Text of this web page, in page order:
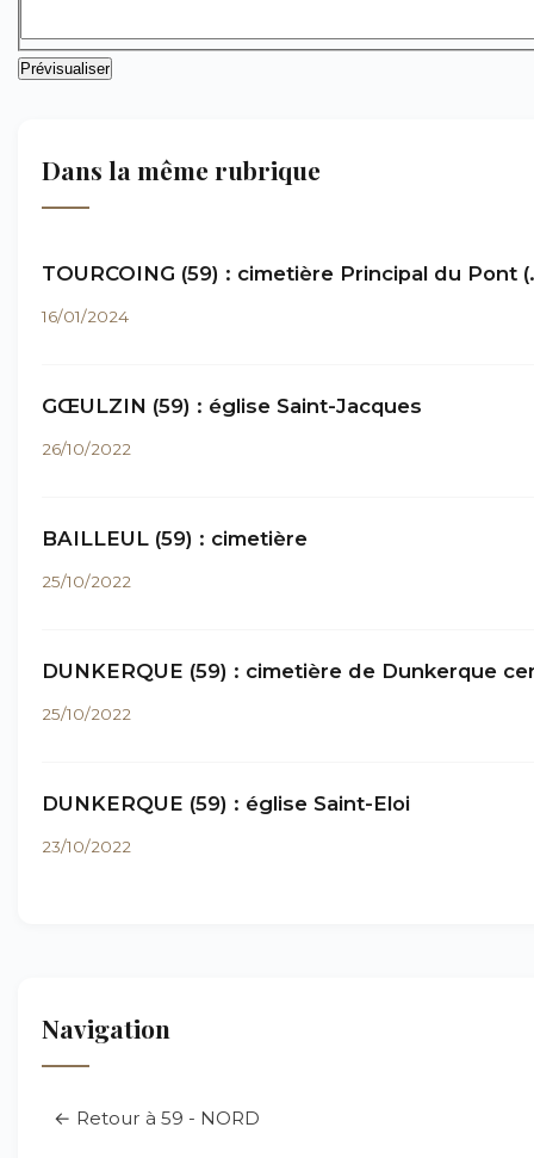
Dans la même rubrique
TOURCOING (59) : cimetière Principal du Pont
16/01/2024
GŒULZIN (59) : église Saint-Jacques
26/10/2022
BAILLEUL (59) : cimetière
25/10/2022
DUNKERQUE (59) : cimetière de Dunkerque
25/10/2022
DUNKERQUE (59) : église Saint-Eloi
23/10/2022
Navigation
← Retour à 59 - NORD